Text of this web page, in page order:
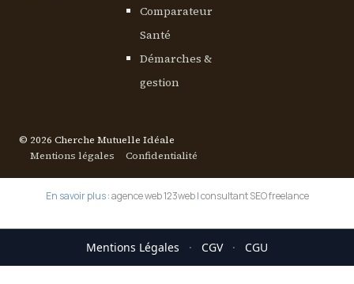
Comparateur
Santé
Démarches &
gestion
© 2026 Cherche Mutuelle Idéale
Mentions légales
Confidentialité
En savoir plus :agence web 123web|consultant SEO freelance
Mentions Légales · CGV · CGU